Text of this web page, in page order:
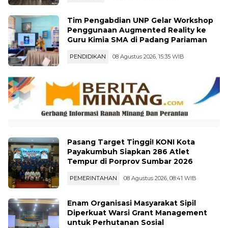
Tim Pengabdian UNP Gelar Workshop
Penggunaan Augmented Reality ke
Guru Kimia SMA di Padang Pariaman
PENDIDIKAN 08 Agustus 2026, 15:35 WIB
Pasang Target Tinggi! KONI Kota
Payakumbuh Siapkan 286 Atlet
Tempur di Porprov Sumbar 2026
PEMERINTAHAN 08 Agustus 2026, 08:41 WIB
Enam Organisasi Masyarakat Sipil
Diperkuat Warsi Grant Management
untuk Perhutanan Sosial